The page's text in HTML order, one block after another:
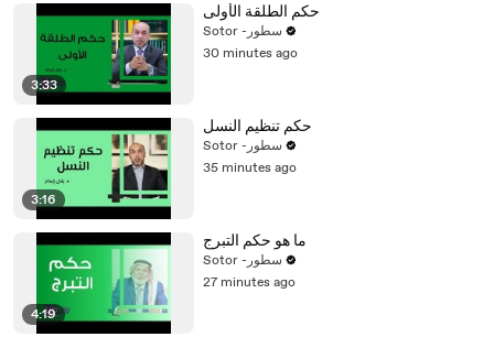
3:33
حكم الطلقة الأولى
Sotor -سطور
30 minutes ago
3:16
حكم تنظيم النسل
Sotor -سطور
35 minutes ago
4:19
ما هو حكم التبرج
Sotor -سطور
27 minutes ago